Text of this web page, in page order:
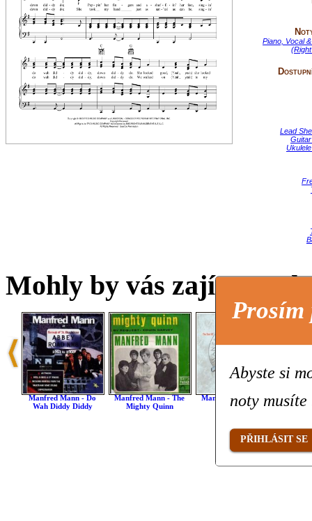
Piano, Vocal
Lead
Mohly by vás zajímat
Manfred Mann - Do
Wah Diddy Diddy
Manfred Mann - The
Mighty Quinn
Manfred Mann - Fox
On The Run
Prosím
Abyste si
noty
PŘIHLÁSIT SE